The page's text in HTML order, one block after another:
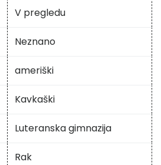
V pregledu
Neznano
ameriški
Kavkaški
Luteranska gimnazija
Rak